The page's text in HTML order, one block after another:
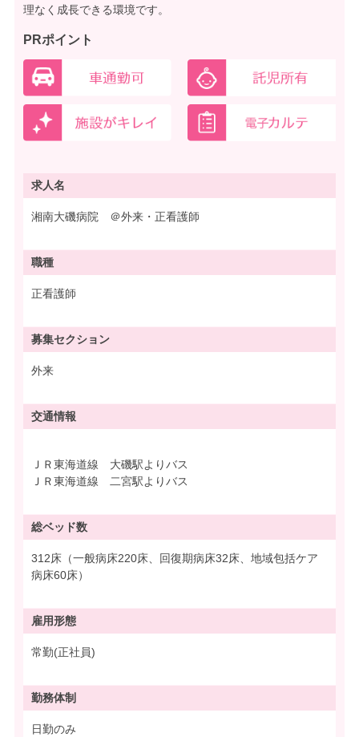
理なく成長できる環境です。
PRポイント
求人名
湘南大磯病院 ＠外来・正看護師
職種
正看護師
募集セクション
外来
交通情報
ＪＲ東海道線 大磯駅よりバス
ＪＲ東海道線 二宮駅よりバス
総ベッド数
312床（一般病床220床、回復期病床32床、地域包括ケア
病床60床）
雇用形態
常勤(正社員)
勤務体制
日勤のみ